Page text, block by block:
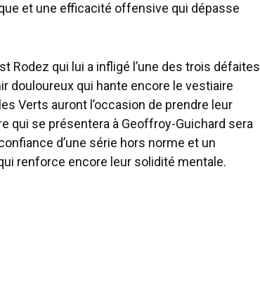
et une efficacité offensive qui dépasse
Rodez qui lui a infligé l’une des trois défaites
douloureux qui hante encore le vestiaire
Verts auront l’occasion de prendre leur
qui se présentera à Geoffroy-Guichard sera
d’une série hors norme et un
renforce encore leur solidité mentale.